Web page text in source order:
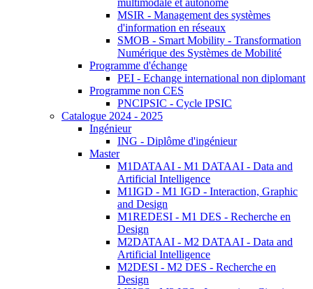
multimodale et autonome
MSIR - Management des systèmes
d'information en réseaux
SMOB - Smart Mobility - Transformation
Numérique des Systèmes de Mobilité
Programme d'échange
PEI - Echange international non diplomant
Programme non CES
PNCIPSIC - Cycle IPSIC
Catalogue 2024 - 2025
Ingénieur
ING - Diplôme d'ingénieur
Master
M1DATAAI - M1 DATAAI - Data and
Artificial Intelligence
M1IGD - M1 IGD - Interaction, Graphic
and Design
M1REDESI - M1 DES - Recherche en
Design
M2DATAAI - M2 DATAAI - Data and
Artificial Intelligence
M2DESI - M2 DES - Recherche en
Design